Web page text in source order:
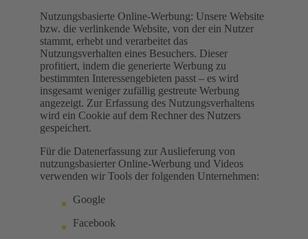
Nutzungsbasierte Online-Werbung: Unsere Website
bzw. die verlinkende Website, von der ein Nutzer
stammt, erhebt und verarbeitet das
Nutzungsverhalten eines Besuchers. Dieser
profitiert, indem die generierte Werbung zu
bestimmten Interessengebieten passt – es wird
insgesamt weniger zufällig gestreute Werbung
angezeigt. Zur Erfassung des Nutzungsverhaltens
wird ein Cookie auf dem Rechner des Nutzers
gespeichert.
Für die Datenerfassung zur Auslieferung von
nutzungsbasierter Online-Werbung und Videos
verwenden wir Tools der folgenden Unternehmen:
Google
Facebook